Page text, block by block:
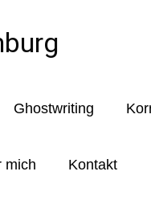
Ghostwriting
mich Kontakt